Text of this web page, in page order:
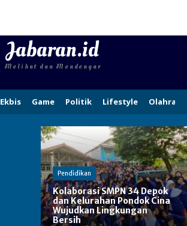
Jabaran.id
Melihat dan Mendengar
Ekbis Game Politik Lifestyle Olahraga
Pendidikan
Kolaborasi SMPN 34 Depok
dan Kelurahan Pondok Cina
Wujudkan Lingkungan
Bersih